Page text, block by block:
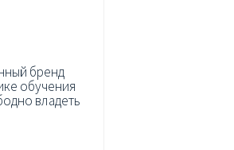
бренд
обучения
владеть